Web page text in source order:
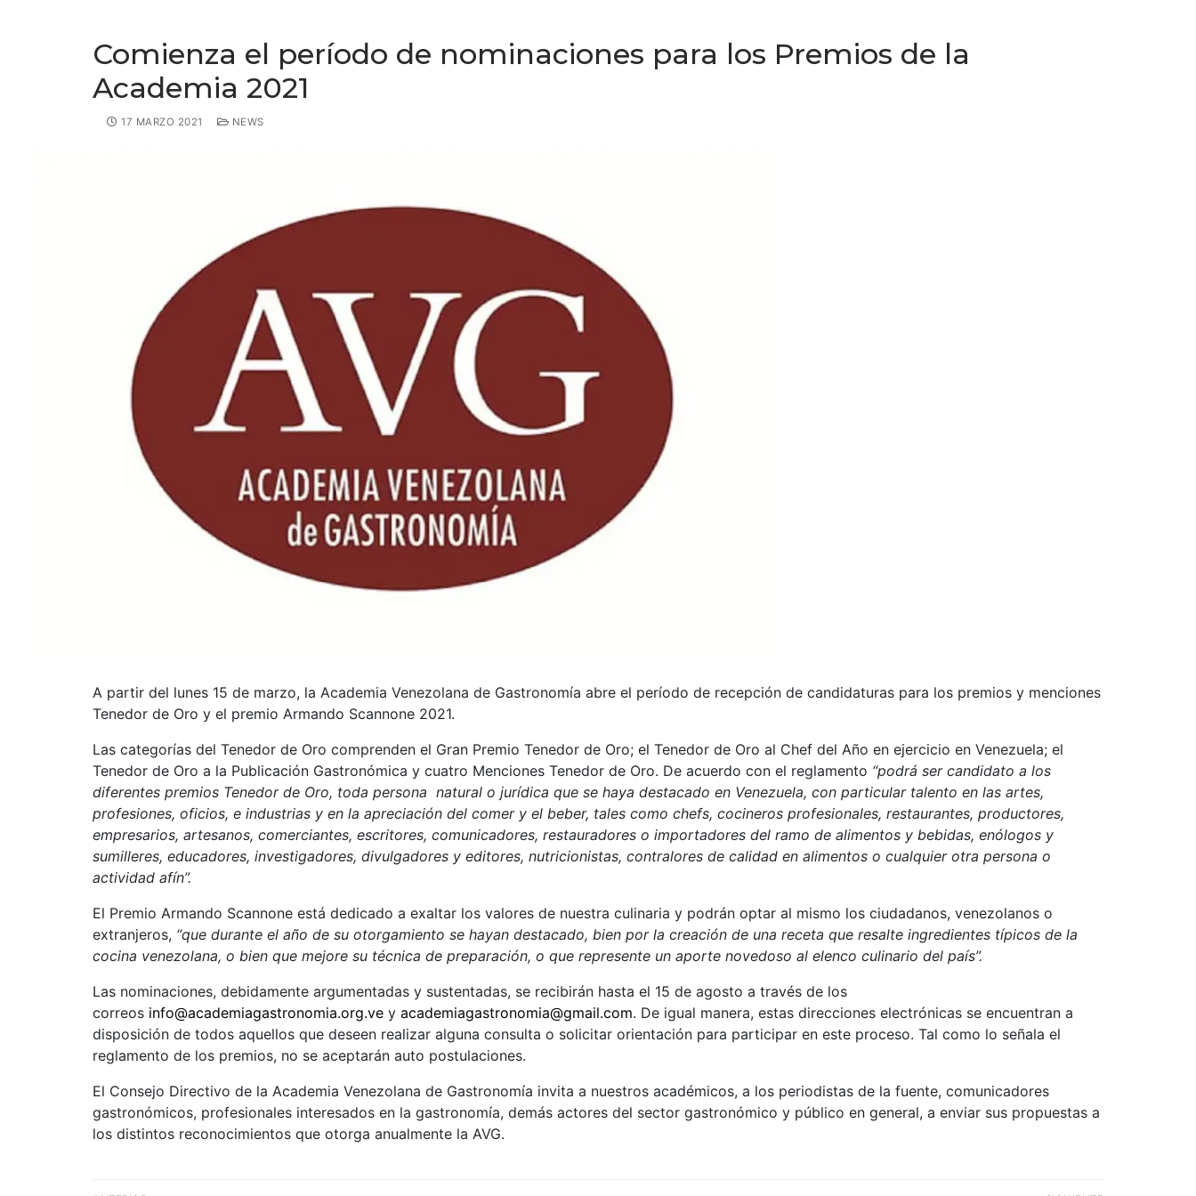
Comienza el período de nominaciones para los Premios de la
Academia 2021
17 MARZO 2021 NEWS
A partir del lunes 15 de marzo, la Academia Venezolana de Gastronomía abre el período de recepción de candidaturas para los premios y menciones
Tenedor de Oro y el premio Armando Scannone 2021.
Las categorías del Tenedor de Oro comprenden el Gran Premio Tenedor de Oro; el Tenedor de Oro al Chef del Año en ejercicio en Venezuela; el
Tenedor de Oro a la Publicación Gastronómica y cuatro Menciones Tenedor de Oro. De acuerdo con el reglamento “podrá ser candidato a los
diferentes premios Tenedor de Oro, toda persona natural o jurídica que se haya destacado en Venezuela, con particular talento en las artes,
profesiones, oficios, e industrias y en la apreciación del comer y el beber, tales como chefs, cocineros profesionales, restaurantes, productores,
empresarios, artesanos, comerciantes, escritores, comunicadores, restauradores o importadores del ramo de alimentos y bebidas, enólogos y
sumilleres, educadores, investigadores, divulgadores y editores, nutricionistas, contralores de calidad en alimentos o cualquier otra persona o
actividad afín”.
El Premio Armando Scannone está dedicado a exaltar los valores de nuestra culinaria y podrán optar al mismo los ciudadanos, venezolanos o
extranjeros, “que durante el año de su otorgamiento se hayan destacado, bien por la creación de una receta que resalte ingredientes típicos de la
cocina venezolana, o bien que mejore su técnica de preparación, o que represente un aporte novedoso al elenco culinario del país”.
Las nominaciones, debidamente argumentadas y sustentadas, se recibirán hasta el 15 de agosto a través de los
correos info@academiagastronomia.org.ve y academiagastronomia@gmail.com. De igual manera, estas direcciones electrónicas se encuentran a
disposición de todos aquellos que deseen realizar alguna consulta o solicitar orientación para participar en este proceso. Tal como lo señala el
reglamento de los premios, no se aceptarán auto postulaciones.
El Consejo Directivo de la Academia Venezolana de Gastronomía invita a nuestros académicos, a los periodistas de la fuente, comunicadores
gastronómicos, profesionales interesados en la gastronomía, demás actores del sector gastronómico y público en general, a enviar sus propuestas a
los distintos reconocimientos que otorga anualmente la AVG.